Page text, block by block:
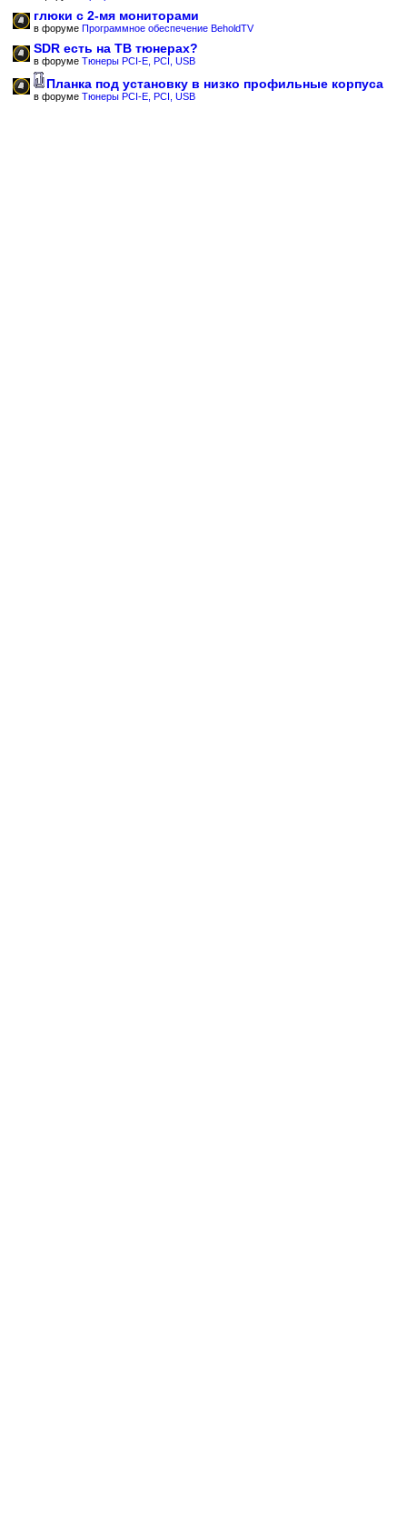
глюки с 2-мя мониторами
в форуме Программное обеспечение BeholdTV
SDR есть на ТВ тюнерах?
в форуме Тюнеры PCI-E, PCI, USB
Планка под установку в низко профильные корпуса
в форуме Тюнеры PCI-E, PCI, USB